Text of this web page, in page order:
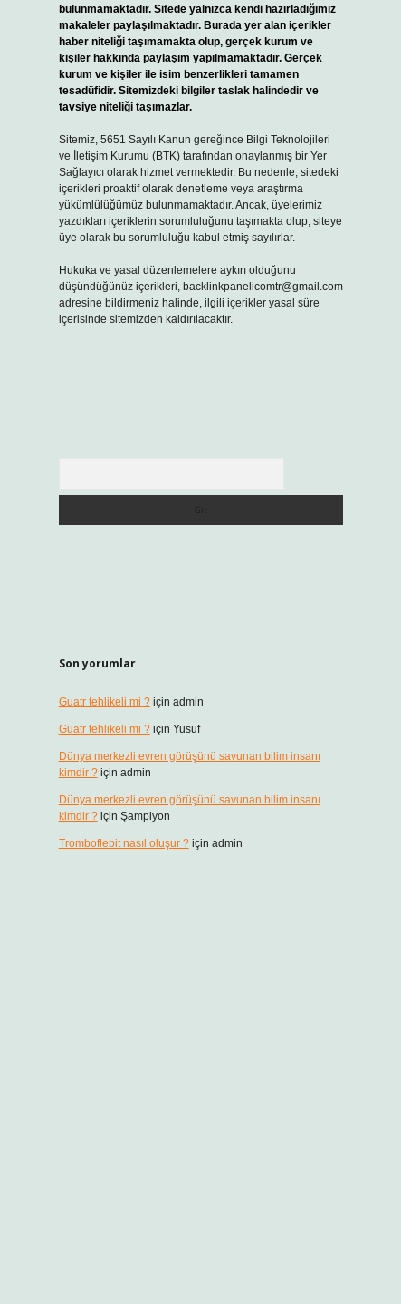
bulunmamaktadır. Sitede yalnızca kendi hazırladığımız
makaleler paylaşılmaktadır. Burada yer alan içerikler
haber niteliği taşımamakta olup, gerçek kurum ve
kişiler hakkında paylaşım yapılmamaktadır. Gerçek
kurum ve kişiler ile isim benzerlikleri tamamen
tesadüfidir. Sitemizdeki bilgiler taslak halindedir ve
tavsiye niteliği taşımazlar.
Sitemiz, 5651 Sayılı Kanun gereğince Bilgi Teknolojileri
ve İletişim Kurumu (BTK) tarafından onaylanmış bir Yer
Sağlayıcı olarak hizmet vermektedir. Bu nedenle, sitedeki
içerikleri proaktif olarak denetleme veya araştırma
yükümlülüğümüz bulunmamaktadır. Ancak, üyelerimiz
yazdıkları içeriklerin sorumluluğunu taşımakta olup, siteye
üye olarak bu sorumluluğu kabul etmiş sayılırlar.
Hukuka ve yasal düzenlemelere aykırı olduğunu
düşündüğünüz içerikleri, backlinkpanelicomtr@gmail.com
adresine bildirmeniz halinde, ilgili içerikler yasal süre
içerisinde sitemizden kaldırılacaktır.
Son yorumlar
Guatr tehlikeli mi ?için admin
Guatr tehlikeli mi ?için Yusuf
Dünya merkezli evren görüşünü savunan bilim insanı
kimdir ?için admin
Dünya merkezli evren görüşünü savunan bilim insanı
kimdir ?için Şampiyon
Tromboflebit nasıl oluşur ?için admin